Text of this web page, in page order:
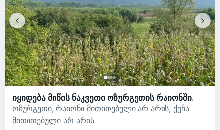
იყიდება მიწის ნაკვეთი ოზურგეთის რაიონში.
ოზურგეთი, რაიონი მითითებული არ არის, ქუჩა
მითითებული არ არის